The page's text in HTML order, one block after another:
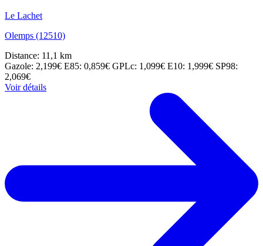
Le Lachet
Olemps (12510)
Distance: 11,1 km
Gazole: 2,199€ E85: 0,859€ GPLc: 1,099€ E10: 1,999€ SP98:
2,069€
Voir détails